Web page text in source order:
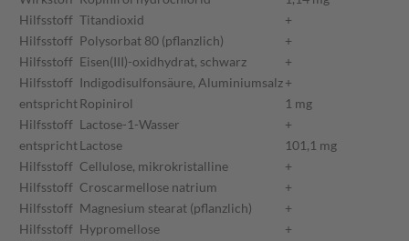
Hilfsstoff Titandioxid
+
Hilfsstoff Polysorbat 80 (pflanzlich)
+
Hilfsstoff Eisen(III)-oxidhydrat, schwarz
+
Hilfsstoff Indigodisulfonsäure, Aluminiumsalz+
entsprichtRopinirol
1 mg
Hilfsstoff Lactose-1-Wasser
+
entsprichtLactose
101,1 mg
Hilfsstoff Cellulose, mikrokristalline
+
Hilfsstoff Croscarmellose natrium
+
Hilfsstoff Magnesium stearat (pflanzlich)
+
Hilfsstoff Hypromellose
+